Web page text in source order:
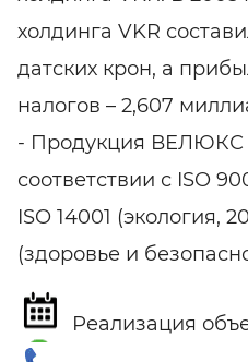
холдинга VKR
датских крон, а
налогов – 2,607
- Продукция ВЕЛЮКС
соответствии с ISO
ISO 14001 (экология,
(здоровье и
Реализация